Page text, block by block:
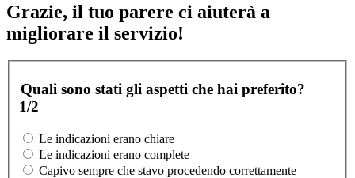
Grazie, il tuo parere ci aiuterà a
migliorare il servizio!
Quali sono stati gli aspetti che hai preferito?
1/2
Le indicazioni erano chiare
Le indicazioni erano complete
Capivo sempre che stavo procedendo correttamente